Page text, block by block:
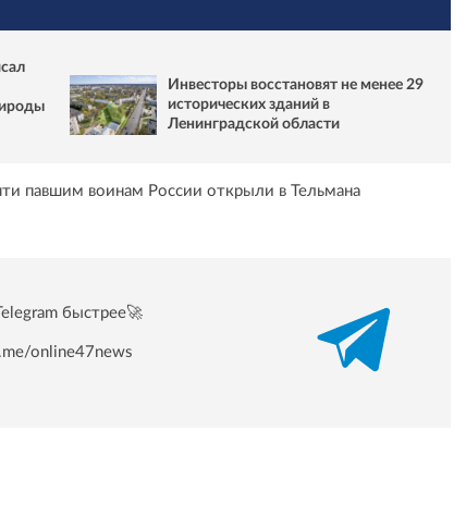
Инвесторы восстановят не менее 29
исторических зданий в
Ленинградской области
павшим воинам России открыли в Тельмана
быстрее🚀
online47news